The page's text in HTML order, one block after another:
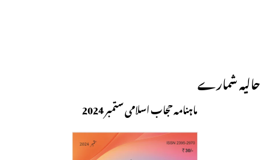
حالیہ شمارے
ماہنامہ حجاب اسلامی ستمبر 2024